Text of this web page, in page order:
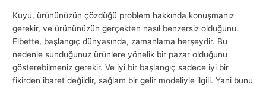
Kuyu, ürününüzün çözdüğü problem hakkında konuşmanız
gerekir, ve ürününüzün gerçekten nasıl benzersiz olduğunu.
Elbette, başlangıç ​​dünyasında, zamanlama herşeydir. Bu
nedenle sunduğunuz ürünlere yönelik bir pazar olduğunu
gösterebilmeniz gerekir. Ve iyi bir başlangıç ​​sadece iyi bir
fikirden ibaret değildir, sağlam bir gelir modeliyle ilgili. Yani bunu